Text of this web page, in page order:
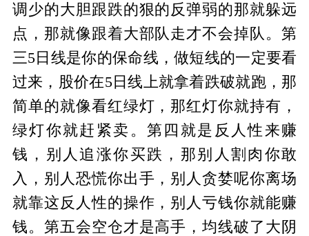
调少的大胆跟跌的狠的反弹弱的那就躲远
点，那就像跟着大部队走才不会掉队。第
三5日线是你的保命线，做短线的一定要看
过来，股价在5日线上就拿着跌破就跑，那
简单的就像看红绿灯，那红灯你就持有，
绿灯你就赶紧卖。第四就是反人性来赚
钱，别人追涨你买跌，那别人割肉你敢
入，别人恐慌你出手，别人贪婪呢你离场
就靠这反人性的操作，别人亏钱你就能赚
钱。第五会空仓才是高手，均线破了大阴